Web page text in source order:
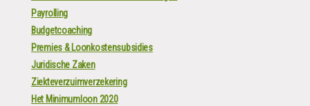
Payrolling
Budgetcoaching
Premies & Loonkostensubsidies
Juridische Zaken
Ziekteverzuimverzekering
Het Minimumloon 2020